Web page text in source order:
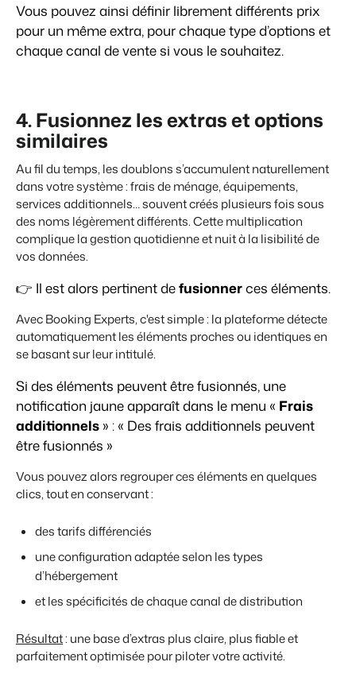
Vous pouvez ainsi définir librement différents prix
pour un même extra, pour chaque type d’options et
chaque canal de vente si vous le souhaitez.
4. Fusionnez les extras et options
similaires
Au fil du temps, les doublons s’accumulent naturellement
dans votre système : frais de ménage, équipements,
services additionnels… souvent créés plusieurs fois sous
des noms légèrement différents. Cette multiplication
complique la gestion quotidienne et nuit à la lisibilité de
vos données.
👉 Il est alors pertinent defusionnerces éléments.
AvecBooking Experts, c'est simple : la plateforme détecte
automatiquement les éléments proches ou identiques en
se basant sur leur intitulé.
Si des éléments peuvent être fusionnés, une
notification jaune apparaît dans le menu « Frais
additionnels » : « Des frais additionnels peuvent
être fusionnés »
Vous pouvez alors regrouper ces éléments en quelques
clics, tout en conservant :
des tarifs différenciés
une configuration adaptée selon les types
d’hébergement
et les spécificités de chaque canal de distribution
Résultat: une base d’extras plus claire, plus fiable et
parfaitement optimisée pour piloter votre activité.